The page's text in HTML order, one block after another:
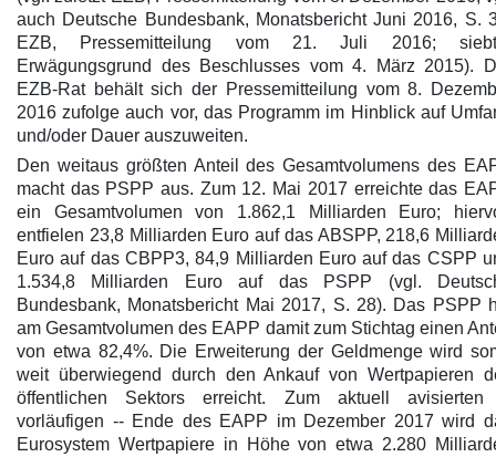
auch Deutsche Bundesbank, Monatsbericht Juni 2016, S.
EZB, Pressemitteilung vom 21. Juli 2016;
Erwägungsgrund des Beschlusses vom 4. März 2015).
EZB-Rat behält sich der Pressemitteilung vom 8.
2016 zufolge auch vor, das Programm im Hinblick auf
und/oder Dauer auszuweiten.
Den weitaus größten Anteil des Gesamtvolumens des
macht das PSPP aus. Zum 12. Mai 2017 erreichte das
ein Gesamtvolumen von 1.862,1 Milliarden Euro;
entfielen 23,8 Milliarden Euro auf das ABSPP, 218,6
Euro auf das CBPP3, 84,9 Milliarden Euro auf das CSPP
1.534,8 Milliarden Euro auf das PSPP (vgl.
Bundesbank, Monatsbericht Mai 2017, S. 28). Das PSPP
am Gesamtvolumen des EAPP damit zum Stichtag einen
von etwa 82,4%. Die Erweiterung der Geldmenge wird
weit überwiegend durch den Ankauf von Wertpapieren
öffentlichen Sektors erreicht. Zum aktuell avisierten
vorläufigen -- Ende des EAPP im Dezember 2017 wird
Eurosystem Wertpapiere in Höhe von etwa 2.280